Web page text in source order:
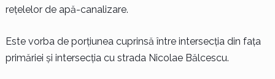
rețelelor de apă-canalizare.
Este vorba de porțiunea cuprinsă între intersecția din fața
primăriei și intersecția cu strada Nicolae Bălcescu.